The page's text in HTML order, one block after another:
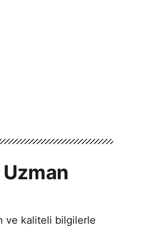
Uzman
ve kaliteli bilgilerle